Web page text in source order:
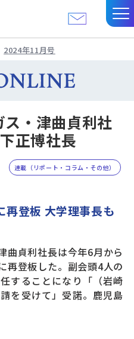
2024年11月号
・津曲貞利社
正博社長
連載（リポート・コラム・その他）
再登板 大学理事長も
曲貞利社長は今年6月から
再登板した。副会頭4人の
することになり「（岩崎
を受けて」受諾。鹿児島